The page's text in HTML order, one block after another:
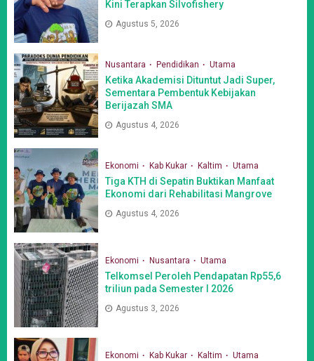
Kini Terapkan Silvofishery
Agustus 5, 2026
Nusantara Pendidikan Utama
Ketika Akademisi Dituntut Jadi Super,
Sementara Pembentuk Kebijakan
Berijazah SMA
Agustus 4, 2026
Ekonomi Kab Kukar Kaltim Utama
Tiga KTH di Sepatin Buktikan Manfaat
Ekonomi dari Rehabilitasi Mangrove
Agustus 4, 2026
Ekonomi Nusantara Utama
Telkomsel Peroleh Pendapatan Rp55,6
triliun pada Semester I 2026
Agustus 3, 2026
Ekonomi Kab Kukar Kaltim Utama